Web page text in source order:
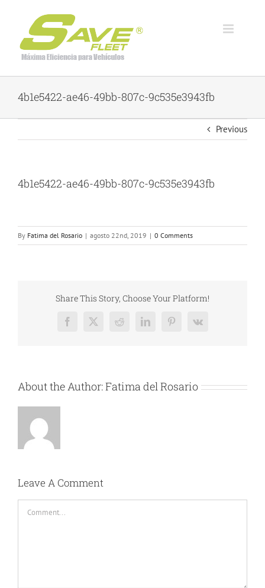
content
4b1e5422-ae46-49bb-807c-9c535e3943fb
Previous
4b1e5422-ae46-49bb-807c-9c535e3943fb
By Fatima del Rosario | agosto 22nd, 2019 | 0 Comments
Share This Story, Choose Your Platform!
Facebook
X RedditLinkedInPinterest
Vk
About the Author:Fatima del Rosario
Leave A Comment